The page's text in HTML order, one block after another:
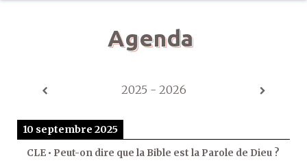
Agenda
2025 - 2026
10 septembre 2025
CLE • Peut-on dire que la Bible est la Parole de Dieu ?